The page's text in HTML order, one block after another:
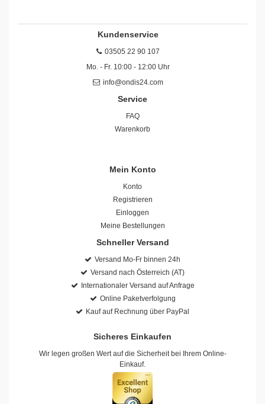
Kundenservice
03505 22 90 107
Mo. - Fr. 10:00 - 12:00 Uhr
info@ondis24.com
Service
FAQ
Warenkorb
Mein Konto
Konto
Registrieren
Einloggen
Meine Bestellungen
Schneller Versand
Versand Mo-Fr binnen 24h
Versand nach Österreich (AT)
Internationaler Versand auf Anfrage
Online Paketverfolgung
Kauf auf Rechnung über PayPal
Sicheres Einkaufen
Wir legen großen Wert auf die Sicherheit bei Ihrem Online-
Einkauf.